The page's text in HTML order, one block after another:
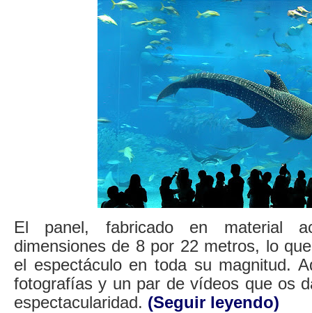
El panel, fabricado en material
dimensiones de 8 por 22 metros, lo
el espectáculo en toda su magnitud.
fotografías y un par de vídeos que os
espectacularidad. (Seguir leyendo)